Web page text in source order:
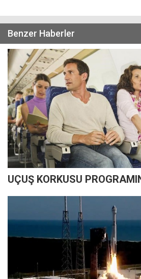
Benzer Haberler
UÇUŞ KORKUSU